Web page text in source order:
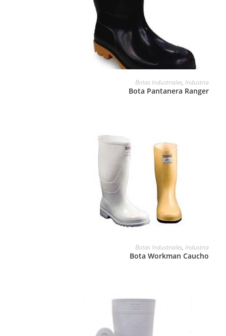
Botas Industriales,Industria
Bota Pantanera Ranger
Botas Industriales,Industria
Bota Workman Caucho